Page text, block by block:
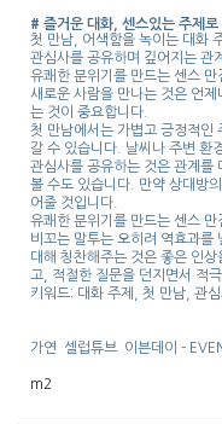
# 즐거운 대화, 센스있는 주제로
첫 만남, 어색함을 녹이는 대화
관심사를 공유하며 깊어지는 관계
유쾌한 분위기를 만드는 센스 만
새로운 사람을 만나는 것은 언
는 것이 중요합니다.
첫 만남에서는 가볍고 긍정적인
갈 수 있습니다. 날씨나 주변 환
관심사를 공유하는 것은 관계를
볼 수도 있습니다. 만약 상대방
어줄 것입니다.
유쾌한 분위기를 만드는 센스
비꼬는 말투는 오히려 역효과를
대해 칭찬해주는 것은 좋은 인
고, 적절한 질문을 던지면서 적
키워드: 대화 주제, 첫 만남, 관
가연 셀럽튜브 이븐데이 -
m2